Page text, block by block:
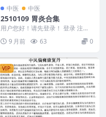
中医 中医
2510109 胃炎合集
用户您好！请先登录！ 登录 注册
胃炎合集 2510109 miR-146a在
制...9 月前 63 0
VIP